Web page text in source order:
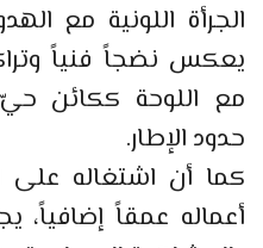
الجرأة اللونية مع
يعكس نضجاً فنياً
مع اللوحة ككائن
حدود الإطار.
كما أن اشتغاله على
أعماله عمقاً